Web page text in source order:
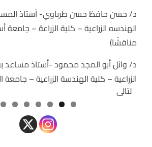
د/ حسن حافظ حسن طرباوي- أستاذ
الهندسه الزراعية – كلية الزراعة –
مناقشًا)
د/ وائل أبو المجد محمود -أستاذ
الزراعية – كلية الهندسة الزراعية – جامعة
التالى